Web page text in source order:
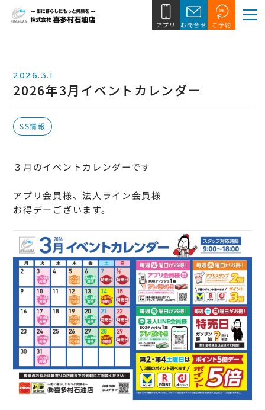
2026.3.1
2026年3月イベントカレンダー
SS情報
３月のイベントカレンダーです
アプリ会員様、法人ライン会員様
お得デーございます。